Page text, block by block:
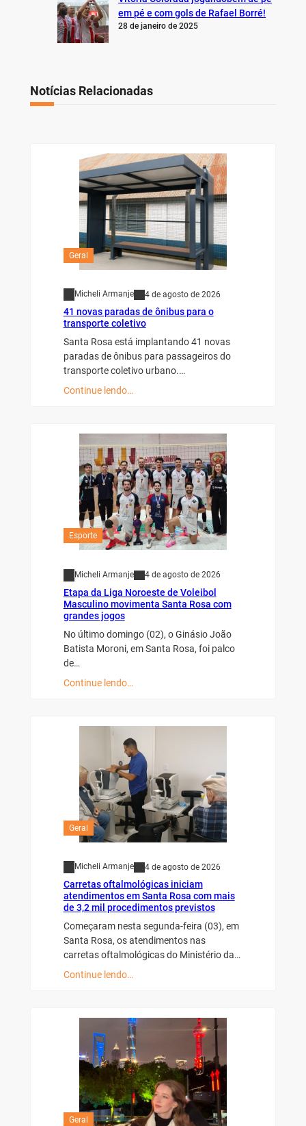
em pé e com gols de Rafael Borré!
28 de janeiro de 2025
Notícias Relacionadas
Geral
Micheli Armanje 4 de agosto de 2026
41 novas paradas de ônibus para o
transporte coletivo
Santa Rosa está implantando 41 novas
paradas de ônibus para passageiros do
transporte coletivo urbano.…
Continue lendo…
Esporte
Micheli Armanje 4 de agosto de 2026
Etapa da Liga Noroeste de Voleibol
Masculino movimenta Santa Rosa com
grandes jogos
No último domingo (02), o Ginásio João
Batista Moroni, em Santa Rosa, foi palco
de…
Continue lendo…
Geral
Micheli Armanje 4 de agosto de 2026
Carretas oftalmológicas iniciam
atendimentos em Santa Rosa com mais
de 3,2 mil procedimentos previstos
Começaram nesta segunda-feira (03), em
Santa Rosa, os atendimentos nas
carretas oftalmológicas do Ministério da…
Continue lendo…
Geral